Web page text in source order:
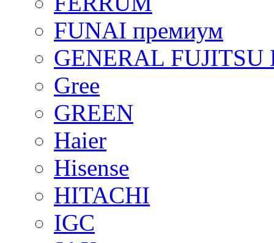
FUNAI премиум
GENERAL FUJITSU
Gree
GREEN
Haier
Hisense
HITACHI
IGC